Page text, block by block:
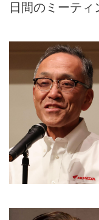
日間のミーティ